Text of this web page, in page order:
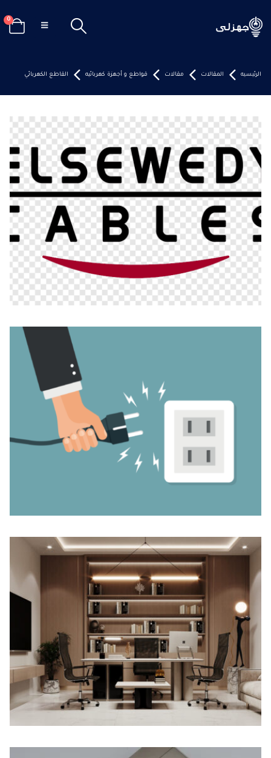
0
الرئيسيه المقالات مقالات قواطع و أجهزة كهربائيه القاطع الكهربائي